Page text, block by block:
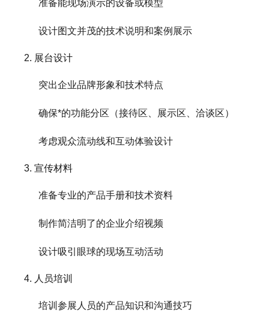
准备能现场演示的设备或模型
设计图文并茂的技术说明和案例展示
2. 展台设计
突出企业品牌形象和技术特点
确保*的功能分区（接待区、展示区、洽谈区）
考虑观众流动线和互动体验设计
3. 宣传材料
准备专业的产品手册和技术资料
制作简洁明了的企业介绍视频
设计吸引眼球的现场互动活动
4. 人员培训
培训参展人员的产品知识和沟通技巧